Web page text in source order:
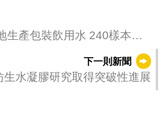
生產包裝飲用水 240樣本中
下一則新聞
生水凝膠研究取得突破性進展